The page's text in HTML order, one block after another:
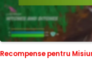
Recompense pentru